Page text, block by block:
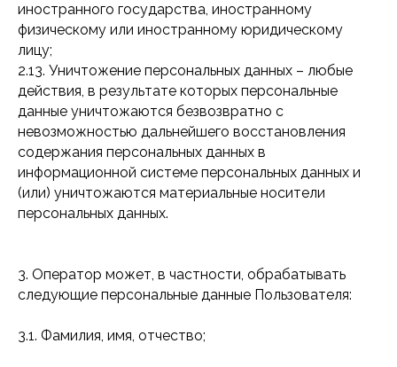
иностранного государства, иностранному
физическому или иностранному юридическому
лицу;
2.13. Уничтожение персональных данных – любые
действия, в результате которых персональные
данные уничтожаются безвозвратно с
невозможностью дальнейшего восстановления
содержания персональных данных в
информационной системе персональных данных и
(или) уничтожаются материальные носители
персональных данных.
3. Оператор может, в частности, обрабатывать
следующие персональные данные Пользователя:
3.1. Фамилия, имя, отчество;